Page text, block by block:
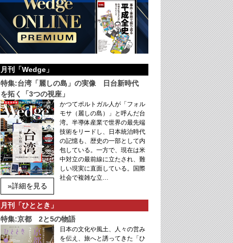
月刊「Wedge」
特集:台湾「麗しの島」の実像 日台新時代
を拓く「3つの視座」
»詳細を見る
かつてポルトガル人が「フォル
モサ（麗しの島）」と呼んだ台
湾。半導体産業で世界の最先端
技術をリードし、日本統治時代
の記憶も、歴史の一部として内
包している。一方で、現在は米
中対立の最前線に立たされ、難
しい現実に直面している。国際
社会で複雑な立…
月刊「ひととき」
特集:京都 2と5の物語
日本の文化や風土、人々の営み
を伝え、旅へと誘ってきた「ひ